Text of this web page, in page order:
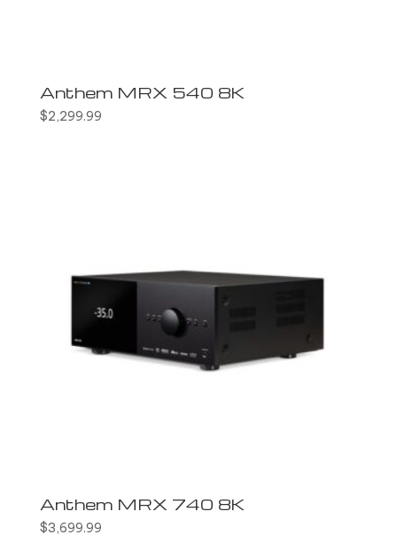
Anthem MRX 540 8K
$2,299.99
Anthem MRX 740 8K
$3,699.99